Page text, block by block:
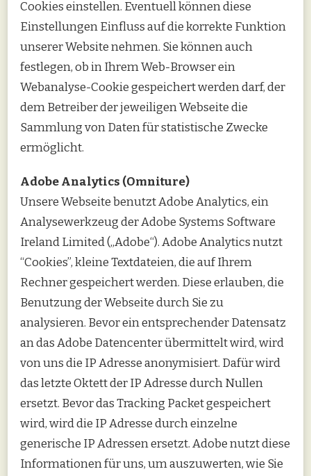
Cookies einstellen. Eventuell können diese
Einstellungen Einfluss auf die korrekte Funktion
unserer Website nehmen. Sie können auch
festlegen, ob in Ihrem Web-Browser ein
Webanalyse-Cookie gespeichert werden darf, der
dem Betreiber der jeweiligen Webseite die
Sammlung von Daten für statistische Zwecke
ermöglicht.
Adobe Analytics (Omniture)
Unsere Webseite benutzt Adobe Analytics, ein
Analysewerkzeug der Adobe Systems Software
Ireland Limited („Adobe“). Adobe Analytics nutzt
“Cookies”, kleine Textdateien, die auf Ihrem
Rechner gespeichert werden. Diese erlauben, die
Benutzung der Webseite durch Sie zu
analysieren. Bevor ein entsprechender Datensatz
an das Adobe Datencenter übermittelt wird, wird
von uns die IP Adresse anonymisiert. Dafür wird
das letzte Oktett der IP Adresse durch Nullen
ersetzt. Bevor das Tracking Packet gespeichert
wird, wird die IP Adresse durch einzelne
generische IP Adressen ersetzt. Adobe nutzt diese
Informationen für uns, um auszuwerten, wie Sie